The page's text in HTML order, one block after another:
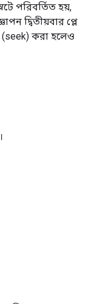
পরিবর্তিত হয়,
দ্বিতীয়বার প্লে
(seek) করা হলেও